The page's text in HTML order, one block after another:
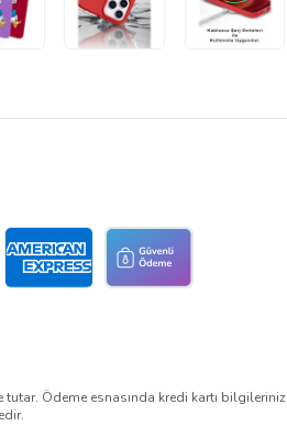
Ödeme esnasında kredi kartı bilgileriniz